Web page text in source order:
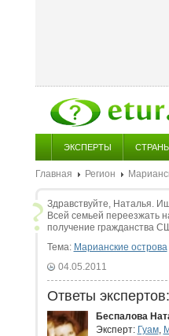
ЭКСПЕРТЫ
Главная Регион
Здравствуйте, Наталья.
Всей семьей переезжать
получение гражданства
Тема: Марианские острова
04.05.2011
Ответы экспертов:
Беспалова
Эксперт: Гуам,